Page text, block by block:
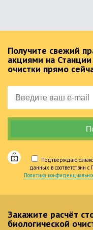
Получите свежий
акциями на
очистки прямо
Подтверждаю
данных в соответствии
Политика
Закажите расчёт
биологической